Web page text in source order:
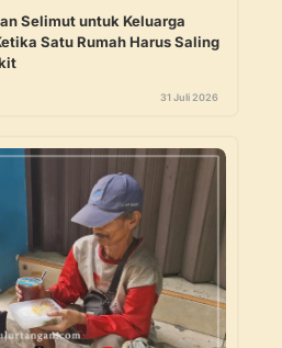
Selimut untuk Keluarga
Satu Rumah Harus Saling
31 Juli 2026